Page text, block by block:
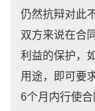
仍然抗辩对此
双方来说在合
利益的保护，
用途，即可要
6个月内行使